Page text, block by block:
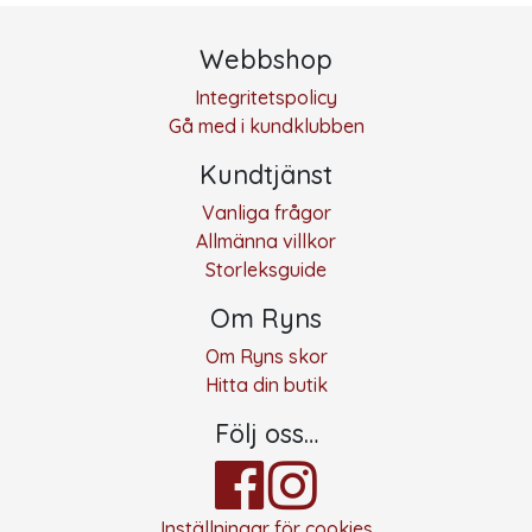
Webbshop
Integritetspolicy
Gå med i kundklubben
Kundtjänst
Vanliga frågor
Allmänna villkor
Storleksguide
Om Ryns
Om Ryns skor
Hitta din butik
Följ oss…